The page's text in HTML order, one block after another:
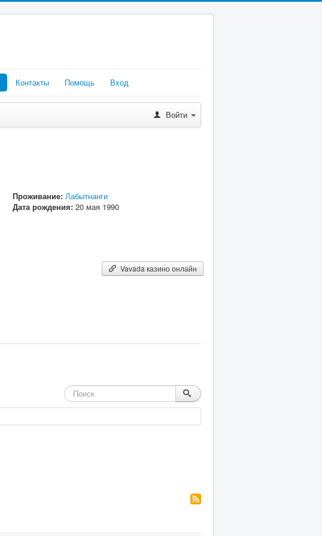
Контакты Помощь Вход
Войти
Проживание: Лабытнанги
Дата рождения: 20 мая 1990
Vavada казино онлайн